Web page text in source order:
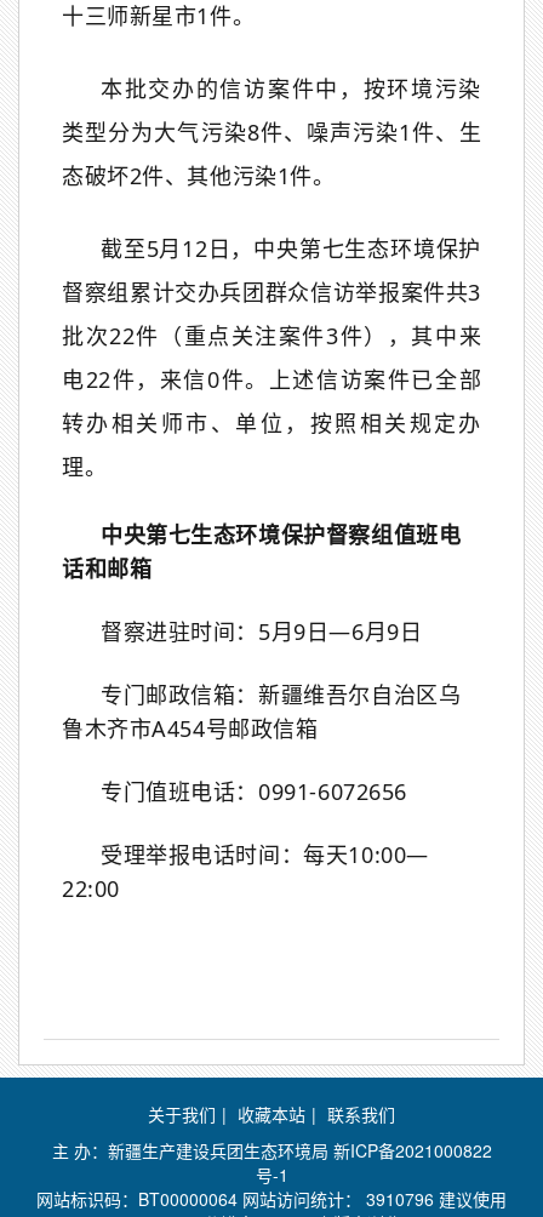
十三师新星市1件。
本批交办的信访案件中，按环境污染
类型分为大气污染8件、 噪声污染1件、生
态破坏2件、其他污染1件。
截至5月 12日，中央第七生态环境保护
督察组 累计交办兵团群众信访举报案件共3
批次22件 （重点关注案件3件） ， 其中来
电22件，来信0件。 上述信访案件已全部
转办相关师市、单位，按照相关规定办
理。
中央第七生态环境保护督察组值班电
话和邮箱
督察进驻时间： 5月9日—6月9日
专门邮政信箱：新疆维吾尔自治区乌
鲁木齐市A454号邮政信箱
专门值班电话：0991-6072656
受理举报电话时间：每天10:00—
22:00
关于我们 | 收藏本站 | 联系我们
主 办：新疆生产建设兵团生态环境局 新ICP备2021000822
号-1
网站标识码：BT00000064 网站访问统计： 3910796 建议使用